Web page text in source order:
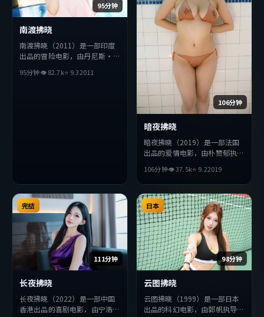
95分钟
南渡拂晓
南渡拂晓（2011）是一部印度
出品的冒险电影，由丹尼斯·
安·墨菲、周冬雨等主演。影
95分钟👁82.7k⭐ 9.32011
106分钟
暗夜拂晓
暗夜拂晓（2019）是一部法国
出品的爱情电影，由朴赞郁执
主演。影片在叙事与视听上力求
突破，探讨人性与抉择，节奏张
弛有度，适合喜欢该类型的观众
完整观看。
106分钟👁37.5k⭐ 9.22019
111分钟
完结
长夜拂晓
长夜拂晓（2022）是一部中国
香港出品的喜剧电影，由宁浩执
98分钟
日本
云图拂晓
云图拂晓（1999）是一部日本
出品的科幻电影，由郭帆执导，